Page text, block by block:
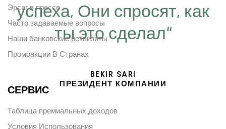
успеха, Они спросят, как
ты это сделал“
BEKIR SARI
ПРЕЗИДЕНТ КОМПАНИИ
Эрсаг в прессе
Часто задаваемые вопросы
Наши банковские реквизиты
Промоакции В Странах
СЕРВИС
Таблица премиальных доходов
Условия Использования